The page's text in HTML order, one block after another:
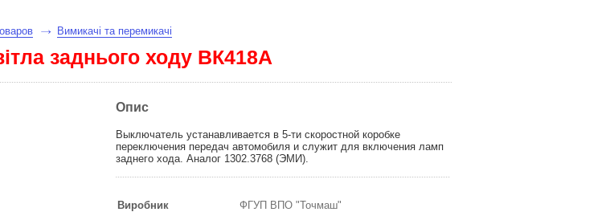
Вимикачі та перемикачі
заднього ходу ВК418А
Опис
Выключатель устанавливается в 5-ти скоростной коробке
переключения передач автомобиля и служит для включения ламп
заднего хода. Аналог 1302.3768 (ЭМИ).
Виробник ФГУП ВПО "Точмаш"